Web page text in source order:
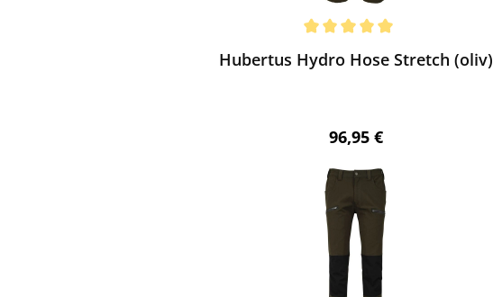
Hubertus Hydro Hose Stretch (oliv)
Regulärer Preis:
96,95 €